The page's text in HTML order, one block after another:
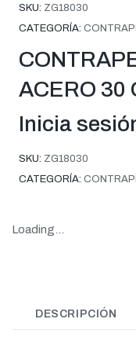
SKU: ZG18030
CATEGORÍA:
ACERO 30
Inicia
SKU: ZG18030
CATEGORÍA:
Loading...
DESCRIPCIÓN